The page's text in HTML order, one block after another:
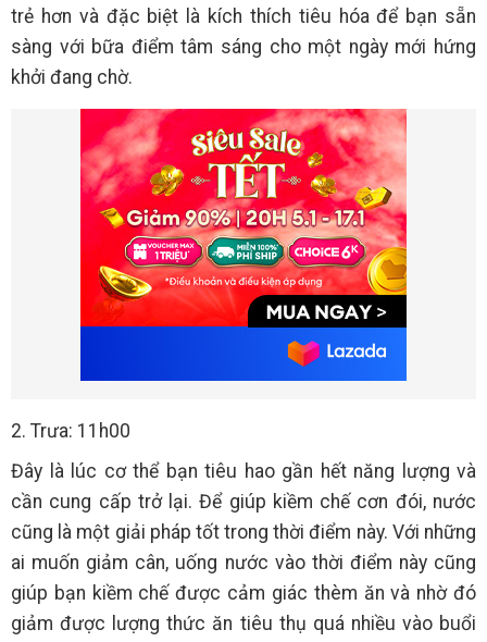
trẻ hơn và đặc biệt là kích thích tiêu hóa để bạn sẵn
sàng với bữa điểm tâm sáng cho một ngày mới hứng
khởi đang chờ.
2. Trưa: 11h00
Đây là lúc cơ thể bạn tiêu hao gần hết năng lượng và
cần cung cấp trở lại. Để giúp kiềm chế cơn đói, nước
cũng là một giải pháp tốt trong thời điểm này. Với những
ai muốn giảm cân, uống nước vào thời điểm này cũng
giúp bạn kiềm chế được cảm giác thèm ăn và nhờ đó
giảm được lượng thức ăn tiêu thụ quá nhiều vào buổi